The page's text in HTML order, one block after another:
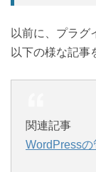
以前に、プラグ
以下の様な記事
関連記事
WordPressの